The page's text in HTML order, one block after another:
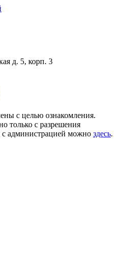
д. 5, корп. 3
с целью ознакомления.
только с разрешения
с администрацией можно здесь.